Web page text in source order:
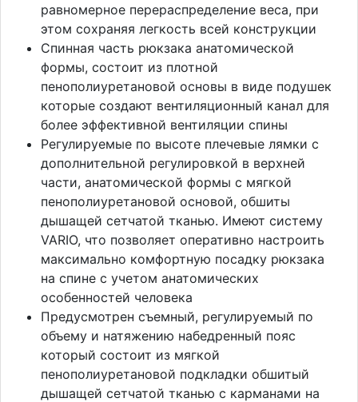
равномерное перераспределение веса, при
этом сохраняя легкость всей конструкции
Спинная часть рюкзака анатомической
формы, состоит из плотной
пенополиуретановой основы в виде подушек
которые создают вентиляционный канал для
более эффективной вентиляции спины
Регулируемые по высоте плечевые лямки с
дополнительной регулировкой в верхней
части, анатомической формы с мягкой
пенополиуретановой основой, обшиты
дышащей сетчатой тканью. Имеют систему
VARIO, что позволяет оперативно настроить
максимально комфортную посадку рюкзака
на спине с учетом анатомических
особенностей человека
Предусмотрен съемный, регулируемый по
объему и натяжению набедренный пояс
который состоит из мягкой
пенополиуретановой подкладки обшитый
дышащей сетчатой тканью с карманами на